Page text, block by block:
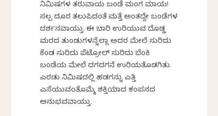
ನಿಮಿಷಗಳ ತರುವಾಯ ಬಂಡೆ ಮಂಗ ಮಾಯ!
ಸ್ವಲ್ಪ ದೂರ ತಲುಪಿದಂತೆ ಮತ್ತೆ ಅಂತದ್ದೇ ಬಂಡೆಗಳ
ದರ್ಶನವಾಯ್ತು. ಈ ಬಾರಿ ಉರಿಯುವ ದೊಡ್ಡ
ಮರದ ತುಂಡುಗಳನ್ನೆಲ್ಲಾ ಅದರ ಮೇಲೆ ಸುರಿದು
ಕೆಂಡ ಸುರಿದು ಪೆಟ್ರೋಲ್ ಸುರಿದು ಬೆಂಕಿ
ಬಂಡೆಯ ಮೇಲೆ ದಗದಗನೆ ಉರಿಯತೊಡಗಿತು.
ಎರಡು ನಿಮಿಷದಲ್ಲಿ ಹಡಗನ್ನು ಎತ್ತಿ
ಎಸೆಯುವಂತೊಮ್ಮೆ ಶಕ್ತಿಯಾದ ಕಂಪನದ
ಅನುಭವವಾಯ್ತು.